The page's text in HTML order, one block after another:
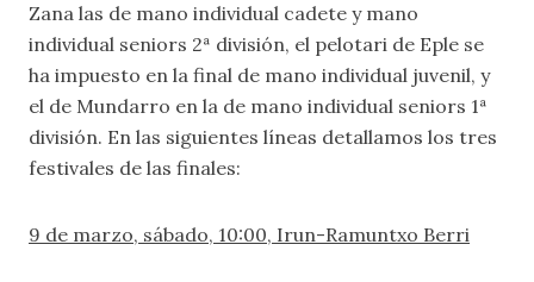
Zana las de mano individual cadete y mano
individual seniors 2ª división, el pelotari de Eple se
ha impuesto en la final de mano individual juvenil, y
el de Mundarro en la de mano individual seniors 1ª
división. En las siguientes líneas detallamos los tres
festivales de las finales:
9 de marzo, sábado, 10:00, Irun-Ramuntxo Berri